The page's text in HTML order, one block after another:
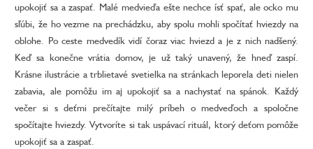
upokojiť sa a zaspať. Malé medvieďa ešte nechce ísť spať, ale ocko mu
sľúbi, že ho vezme na prechádzku, aby spolu mohli spočítať hviezdy na
oblohe. Po ceste medvedík vidí čoraz viac hviezd a je z nich nadšený.
Keď sa konečne vrátia domov, je už taký unavený, že hneď zaspí.
Krásne ilustrácie a trblietavé svetielka na stránkach leporela deti nielen
zabavia, ale pomôžu im aj upokojiť sa a nachystať na spánok. Každý
večer si s deťmi prečítajte milý príbeh o medveďoch a spoločne
spočítajte hviezdy. Vytvoríte si tak uspávací rituál, ktorý deťom pomôže
upokojiť sa a zaspať.